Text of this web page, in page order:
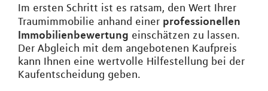
Im ersten Schritt ist es ratsam, den Wert Ihrer
Traumimmobilie anhand einer professionellen
Immobilienbewertung einschätzen zu lassen.
Der Abgleich mit dem angebotenen Kaufpreis
kann Ihnen eine wertvolle Hilfestellung bei der
Kaufentscheidung geben.